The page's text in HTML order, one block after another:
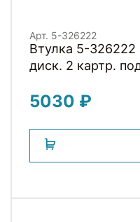
Арт. 5-326222
Втулка 5-
диск. 2 картр.
5030 ₽